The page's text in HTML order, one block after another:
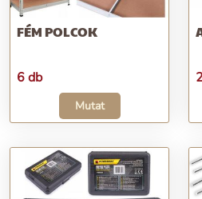
FÉM POLCOK
6 db
Mutat